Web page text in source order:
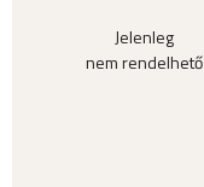
Jelenleg
nem rendelhető